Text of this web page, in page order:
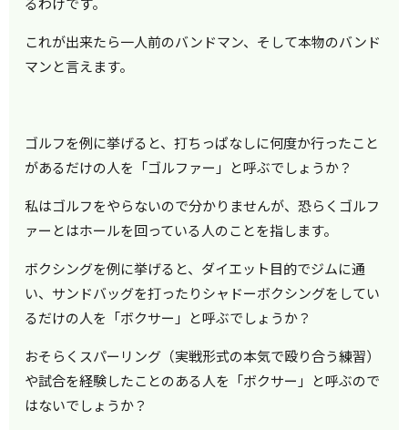
これが出来たら一人前のバンドマン、そして本物のバンド
マンと言えます。
ゴルフを例に挙げると、打ちっぱなしに何度か行ったこと
があるだけの人を「ゴルファー」と呼ぶでしょうか？
私はゴルフをやらないので分かりませんが、恐らくゴルフ
ァーとはホールを回っている人のことを指します。
ボクシングを例に挙げると、ダイエット目的でジムに通
い、サンドバッグを打ったりシャドーボクシングをしてい
るだけの人を「ボクサー」と呼ぶでしょうか？
おそらくスパーリング（実戦形式の本気で殴り合う練習）
や試合を経験したことのある人を「ボクサー」と呼ぶので
はないでしょうか？